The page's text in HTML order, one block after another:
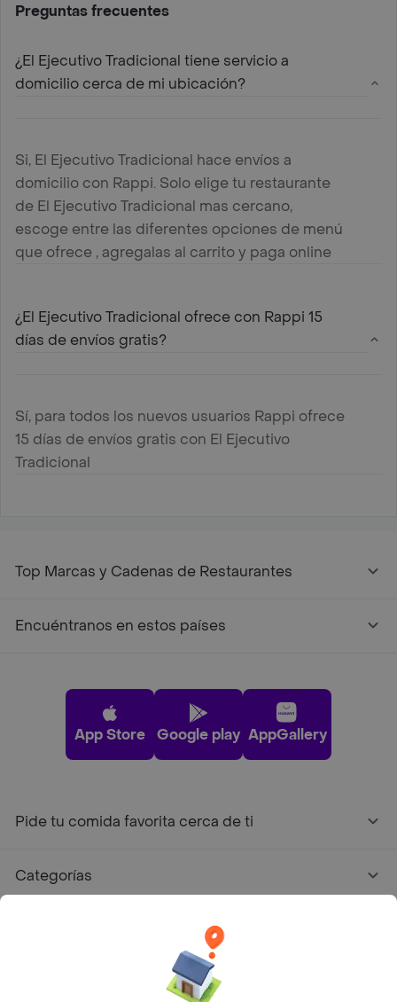
Preguntas frecuentes
¿El Ejecutivo Tradicional tiene servicio a
domicilio cerca de mi ubicación?
Si, El Ejecutivo Tradicional hace envíos a
domicilio con Rappi. Solo elige tu restaurante
de El Ejecutivo Tradicional mas cercano,
escoge entre las diferentes opciones de menú
que ofrece , agregalas al carrito y paga online
¿El Ejecutivo Tradicional ofrece con Rappi 15
días de envíos gratis?
Sí, para todos los nuevos usuarios Rappi ofrece
15 días de envíos gratis con El Ejecutivo
Tradicional
Top Marcas y Cadenas de Restaurantes
Encuéntranos en estos países
App Store Google play AppGallery
Pide tu comida favorita cerca de ti
Categorías